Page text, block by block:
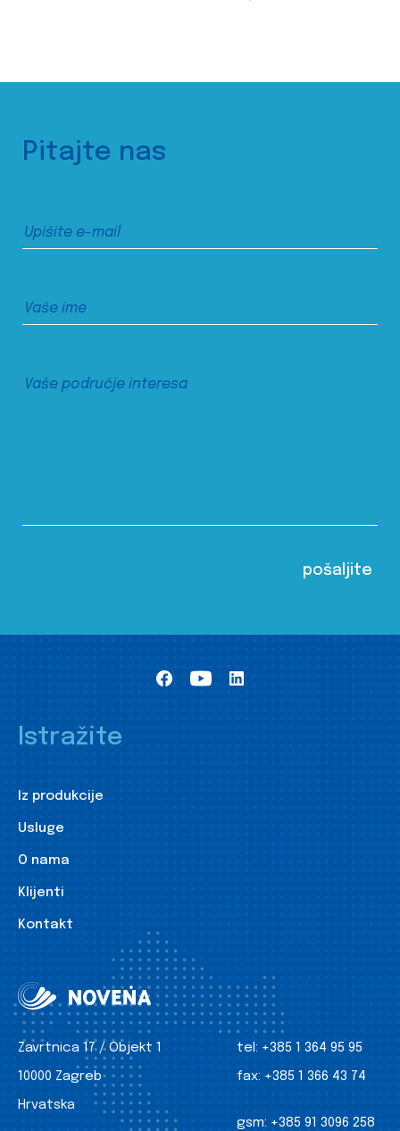
Pitajte nas
Istražite
Iz produkcije
Usluge
O nama
Klijenti
Kontakt
Zavrtnica 17 / Objekt 1
10000 Zagreb
Hrvatska
tel: +385 1 364 95 95
fax: +385 1 366 43 74
gsm: +385 91 3096 258